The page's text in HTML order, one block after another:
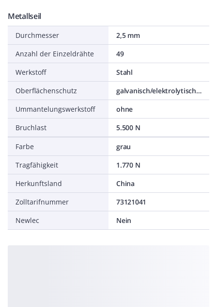
Metallseil
Durchmesser
2,5 mm
Anzahl der Einzeldrähte
49
Werkstoff
Stahl
Oberflächenschutz
galvanisch/elektrolytisch verzinkt
Ummantelungswerkstoff
ohne
Bruchlast
5.500 N
Farbe
grau
Tragfähigkeit
1.770 N
Herkunftsland
China
Zolltarifnummer
73121041
Newlec
Nein